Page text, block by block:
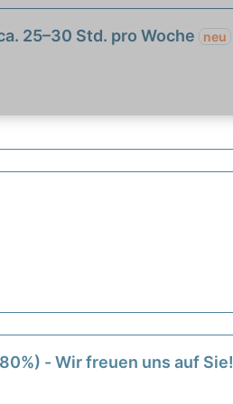
25–30 Std. pro Woche neu
- Wir freuen uns auf Sie!